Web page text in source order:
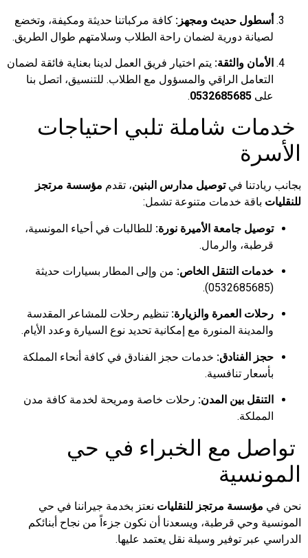
أسطول حديث ومجهز: كافة مركباتنا حديثة ومكيفة، وتخضع
لصيانة دورية لضمان راحة الطلاب وسلامتهم طوال الطريق.
الأمان والثقة: يتم اختيار فريق العمل لدينا بعناية فائقة لضمان
التعامل الراقي والمسؤول مع الطلاب. للتنسيق، اتصل بنا
على 0532685685
.
خدمات شاملة تلبي احتياجات
الأسرة
بجانب ريادتنا فيتوصيل مدارس البنين، تقدم مؤسسة مرتجز
للنقليات باقة خدمات متنوعة تشمل:
توصيل جامعة الأميرة نورة: للطالبات في أحياء المونسية،
قرطبة، والرمال.
خدمات التنقل الخاص: من وإلى المطار بسيارات حديثة
(0532685685).
رحلات العمرة والزيارة: تنظيم رحلات للمشاعر المقدسة
والمدينة المنورة مع إمكانية تحديد نوع السيارة وعدد الأيام.
حجز الفنادق: خدمات حجز الفنادق في كافة أنحاء المملكة
بأسعار تنافسية.
التنقل بين المدن: رحلات خاصة ومريحة لخدمة كافة مدن
المملكة.
تواصل مع الخبراء في حي
المونسية
نحن في مؤسسة مرتجز للنقليات نعتز بخدمة جيراننا في حي
المونسية وحي قرطبة، ويسعدنا أن نكون جزءاً من نجاح أبنائكم
الدراسي عبر توفير وسيلة نقل يعتمد عليها.